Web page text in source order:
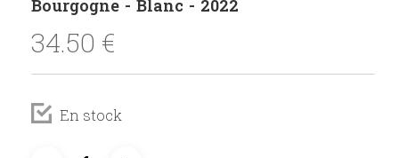
Bourgogne Blanc 2022
34.50 €
En stock